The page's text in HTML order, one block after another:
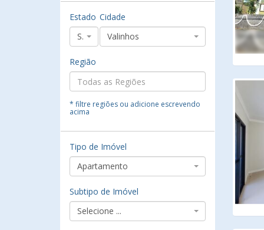
Estado
SP
Cidade
Valinhos
Região
* filtre regiões ou adicione escrevendo
acima
Tipo de Imóvel
Apartamento
Subtipo de Imóvel
Selecione ...